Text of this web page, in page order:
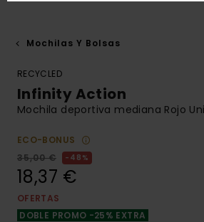
Mochilas Y Bolsas
RECYCLED
Infinity Action
Mochila deportiva mediana Rojo
ECO-BONUS
35,00 €
48%
18,37 €
OFERTAS
DOBLE PROMO -25% EXTRA